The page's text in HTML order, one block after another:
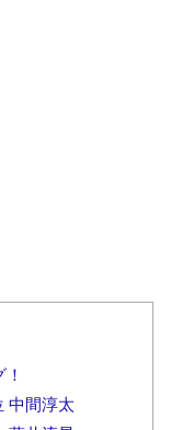
中間淳太